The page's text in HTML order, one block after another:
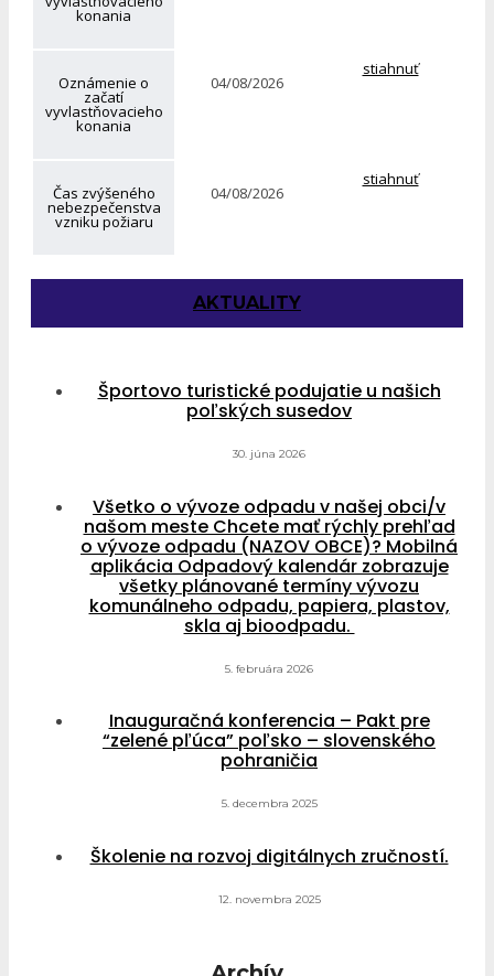
konania
Oznámenie o
začatí
vyvlastňovacieho
konania
04/08/2026
stiahnuť
Čas zvýšeného
nebezpečenstva
vzniku požiaru
04/08/2026
stiahnuť
AKTUALITY
Športovo turistické podujatie u našich
poľských susedov
30. júna 2026
Všetko o vývoze odpadu v našej obci/v
našom meste Chcete mať rýchly prehľad
o vývoze odpadu (NAZOV OBCE)? Mobilná
aplikácia Odpadový kalendár zobrazuje
všetky plánované termíny vývozu
komunálneho odpadu, papiera, plastov,
skla aj bioodpadu.
5. februára 2026
Inauguračná konferencia – Pakt pre
“zelené pľúca” poľsko – slovenského
pohraničia
5. decembra 2025
Školenie na rozvoj digitálnych zručností.
12. novembra 2025